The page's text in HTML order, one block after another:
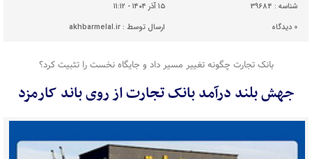
شناسه : 39684
۱۵ آذر ۱۴۰۴ - ۱۱:۱۲
0 دیدگاه ارسال توسط :akhbarmelal.ir
بانک تجارت چگونه تغییر مسیر داد و جایگاه نخست را تثبیت کرد؟
جهش بلند درآمد بانک تجارت از روی باند کارمزد